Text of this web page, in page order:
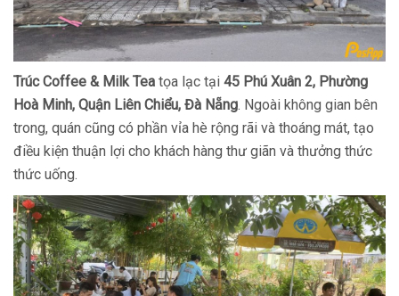
Trúc Coffee & Milk Tea tọa lạc tại 45 Phú Xuân 2, Phường
Hoà Minh, Quận Liên Chiểu, Đà Nẵng. Ngoài không gian bên
trong, quán cũng có phần vỉa hè rộng rãi và thoáng mát, tạo
điều kiện thuận lợi cho khách hàng thư giãn và thưởng thức
thức uống.